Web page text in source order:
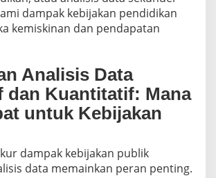
dampak kebijakan pendidikan
kemiskinan dan pendapatan
Analisis Data
dan Kuantitatif: Mana
untuk Kebijakan
dampak kebijakan publik
data memainkan peran penting.